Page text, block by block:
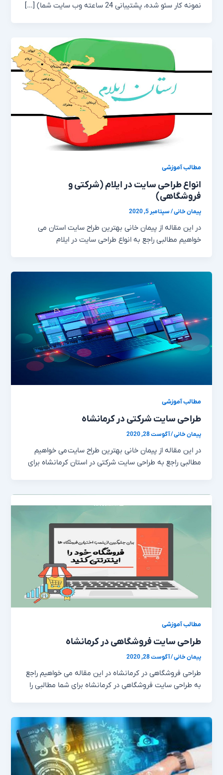
نمونه کار سئو شده، پشتیبانی 24 ساعته وب سایت شما) […]
مطالب آموزشی
انواع طراحی سایت در ایلام (شرکتی و
فروشگاهی)
پیمان خانی/سپتامبر 5, 2020
در این مقاله از پیمان خانی بهترین طراح سایت استان می
خواهیم مطالبی راجع به انواع طراحی سایت در ایلام
مطالب آموزشی
طراحی سایت شرکتی در کرمانشاه
پیمان خانی/آگوست 28, 2020
در این مقاله از پیمان خانی بهترین طراح سایت می خواهیم
مطالبی راجع به طراحی سایت شرکتی در استان کرمانشاه برای
مطالب آموزشی
طراحی سایت فروشگاهی در کرمانشاه
پیمان خانی/آگوست 28, 2020
طراحی فروشگاهی در کرمانشاه در این مقاله می خواهیم راجع
به طراحی سایت فروشگاهی در کرمانشاه برای شما مطالبی را